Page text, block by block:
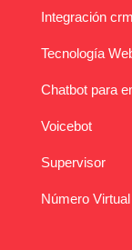
Integración crm
Tecnología
Chatbot para
Voicebot
Supervisor
Número Virtual